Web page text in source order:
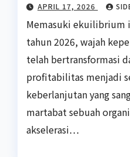
APRIL 17, 2026
Memasuki ekuilibrium
tahun 2026, wajah
telah bertransformasi
profitabilitas menjadi
keberlanjutan yang
martabat sebuah
akselerasi…